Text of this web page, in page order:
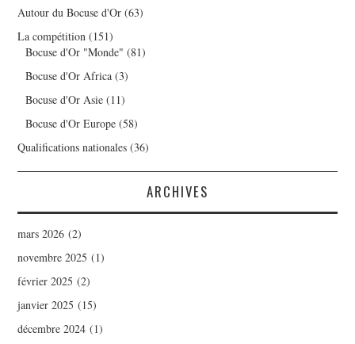
Autour du Bocuse d'Or (63)
La compétition (151)
Bocuse d'Or "Monde" (81)
Bocuse d'Or Africa (3)
Bocuse d'Or Asie (11)
Bocuse d'Or Europe (58)
Qualifications nationales (36)
ARCHIVES
mars 2026 (2)
novembre 2025 (1)
février 2025 (2)
janvier 2025 (15)
décembre 2024 (1)